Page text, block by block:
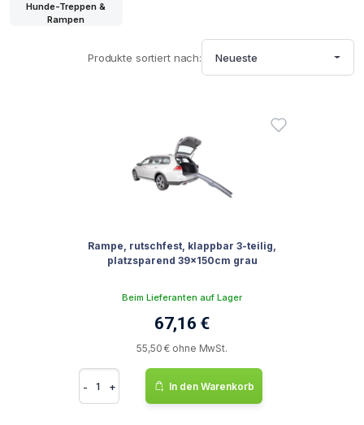
Hunde-Treppen &
Rampen
Produkte sortiert nach: Neueste
Rampe, rutschfest, klappbar 3-teilig,
platzsparend 39x150cm grau
Beim Lieferanten auf Lager
67,16 €
55,50 € ohne MwSt.
- + In den Warenkorb